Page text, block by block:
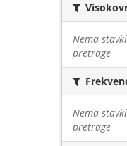
Nema
pretrage
Nema
pretrage